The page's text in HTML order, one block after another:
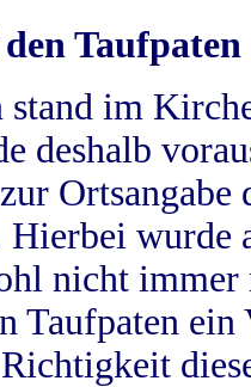
Taufpaten
stand im
deshalb
Hierbei wurde
nicht
Taufpaten